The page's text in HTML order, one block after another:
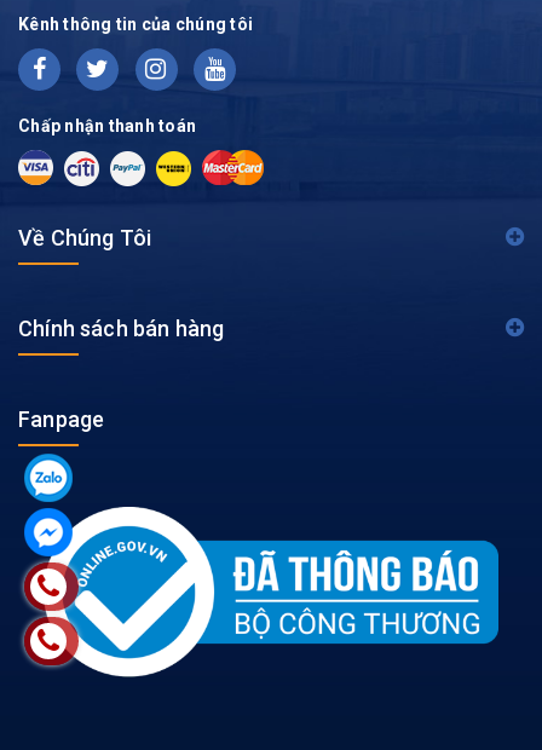
Kênh thông tin của chúng tôi
Chấp nhận thanh toán
Về Chúng Tôi
Chính sách bán hàng
Fanpage